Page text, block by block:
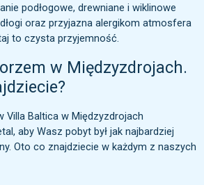
podłogowe, drewniane i wiklinowe
oraz przyjazna alergikom atmosfera
to czysta przyjemność.
w Międzyzdrojach.
Villa Baltica w Międzyzdrojach
aby Wasz pobyt był jak najbardziej
Oto co znajdziecie w każdym z naszych